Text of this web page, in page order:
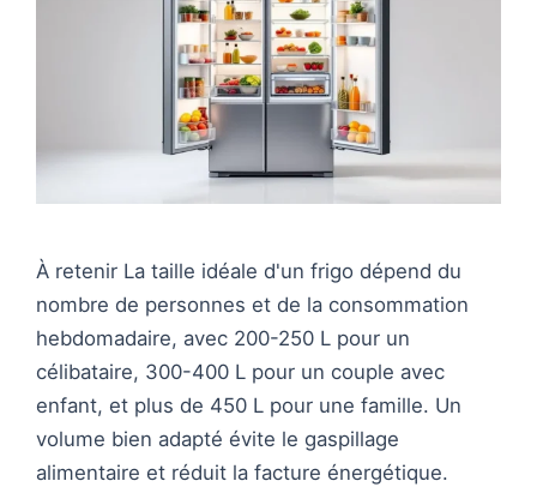
À retenir La taille idéale d'un frigo dépend du
nombre de personnes et de la consommation
hebdomadaire, avec 200-250 L pour un
célibataire, 300-400 L pour un couple avec
enfant, et plus de 450 L pour une famille. Un
volume bien adapté évite le gaspillage
alimentaire et réduit la facture énergétique.